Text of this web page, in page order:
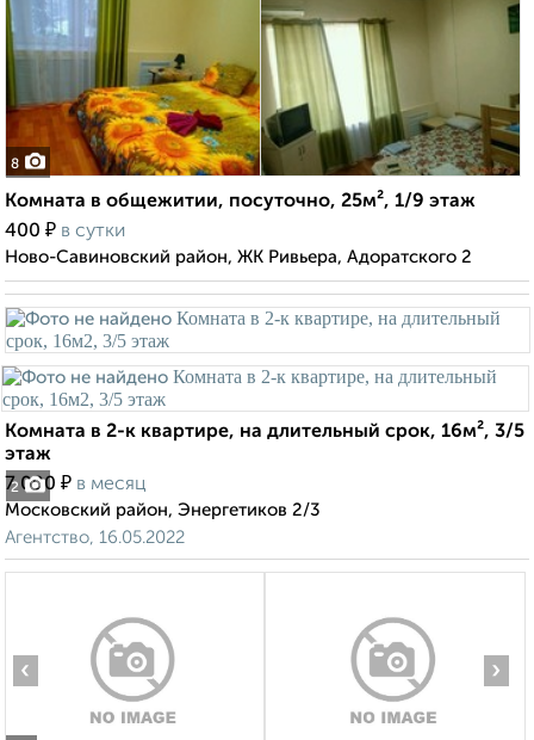
8
Комната в общежитии, посуточно, 25м², 1/9 этаж
400 ₽ в сутки
Ново-Савиновский район, ЖК Ривьера, Адоратского 2
2
Комната в 2-к квартире, на длительный срок, 16м², 3/5
этаж
7 000 ₽ в месяц
Московский район, Энергетиков 2/3
Агентство, 16.05.2022
‹ ›